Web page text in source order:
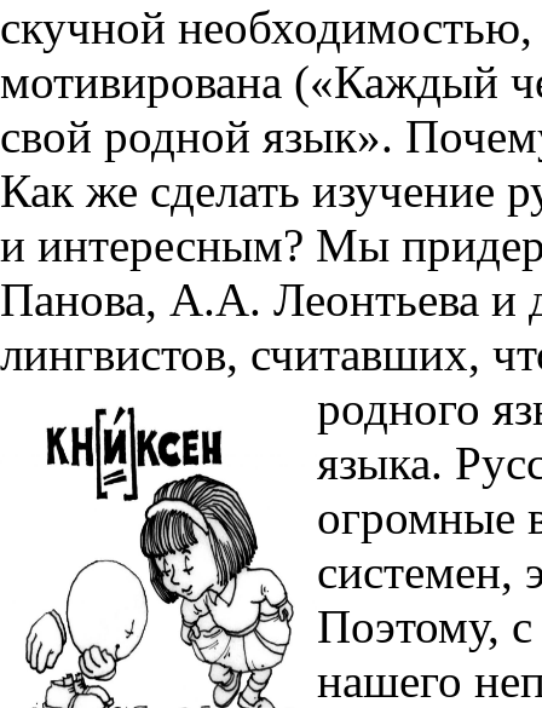
скучной
мотивирована («Каждый
свой родной язык».
Как же сделать изучение
и интересным? Мы
Панова, А.А. Леонтьева и
лингвистов, считавших,
родного
языка.
огромные
системен,
Поэтому,
нашего